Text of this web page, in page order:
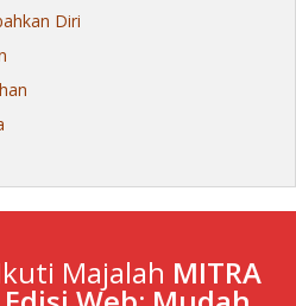
Diri
Majalah MITRA